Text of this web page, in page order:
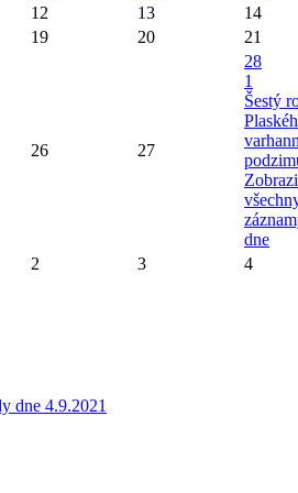
12 13
14
19 20 21
26 27
28
1
Šestý
dne
2 3 4